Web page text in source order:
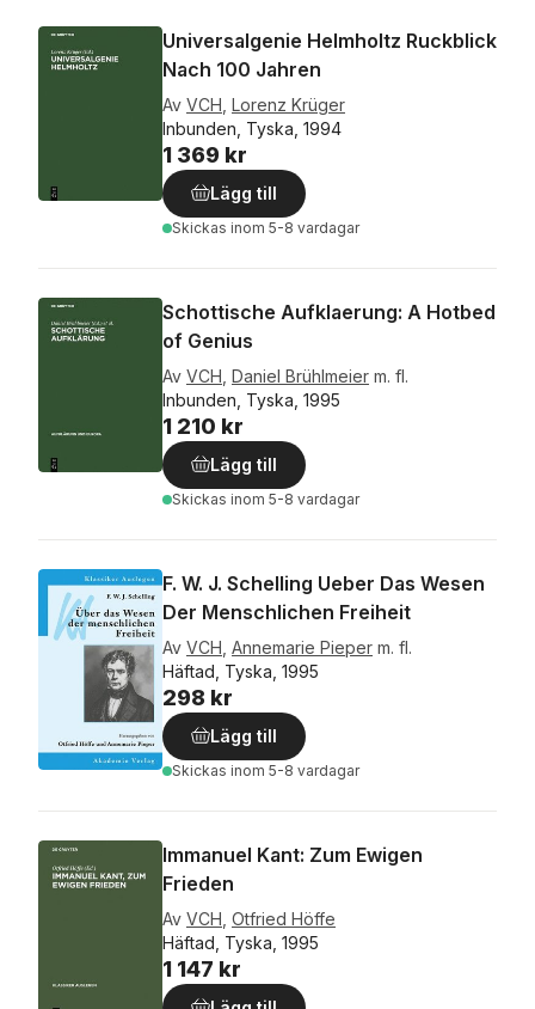
Universalgenie Helmholtz Ruckblick
Nach 100 Jahren
Av VCH Lorenz Krüger
Inbunden, Tyska, 1994
1 369 kr
Lägg till
Skickas inom 5-8 vardagar
Schottische Aufklaerung: A Hotbed
of Genius
Av VCH Daniel Brühlmeier m. fl.
Inbunden, Tyska, 1995
1 210 kr
Lägg till
Skickas inom 5-8 vardagar
F. W. J. Schelling Ueber Das Wesen
Der Menschlichen Freiheit
Av VCH Annemarie Pieper m. fl.
Häftad, Tyska, 1995
298 kr
Lägg till
Skickas inom 5-8 vardagar
Immanuel Kant: Zum Ewigen
Frieden
Av VCH Otfried Höffe
Häftad, Tyska, 1995
1 147 kr